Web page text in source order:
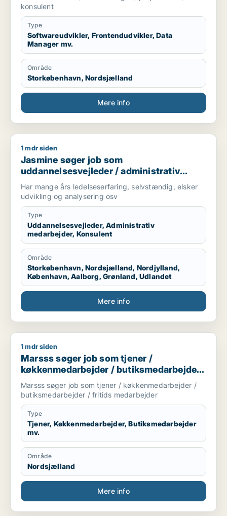
konsulent
Type
Softwareudvikler, Frontendudvikler, Data
Manager mv.
Område
Storkøbenhavn, Nordsjælland
Mere info
Jasmine søger job som uddannelsesvejleder / administrativ
1 mdr siden
Jasmine søger job som
uddannelsesvejleder / administrativ
medarbejder / konsulent
Har mange års ledelseserfaring, selvstændig, elsker
udvikling og analysering osv
Type
Uddannelsesvejleder, Administrativ
medarbejder, Konsulent
Område
Storkøbenhavn, Nordsjælland, Nordjylland,
København, Aalborg, Grønland, Udlandet
Mere info
Marsss søger job som tjener / køkkenmedarbejder /
1 mdr siden
Marsss søger job som tjener /
køkkenmedarbejder / butiksmedarbejder /
fritids medarbejder
Marsss søger job som tjener / køkkenmedarbejder /
butiksmedarbejder / fritids medarbejder
Type
Tjener, Køkkenmedarbejder, Butiksmedarbejder
mv.
Område
Nordsjælland
Mere info